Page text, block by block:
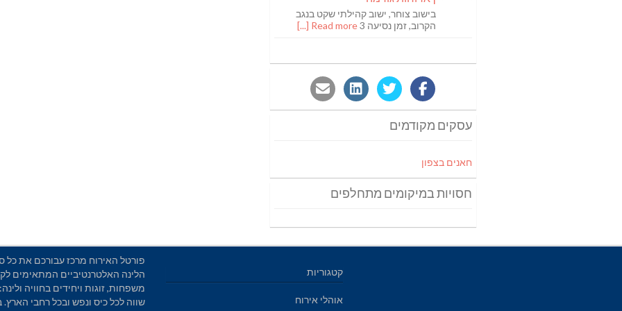
בישוב צוחר, ישוב קהילתי שקט בנגב
הקרוב, זמן נסיעה 3
Read more [...]
עסקים מקודמים
חאנים בצפון
חסויות במיקומים מתחלפים
פורטל האירוח מרכז עבורכם את כל
הלינה האלטרנטיביים המתאימים
משפחות, זוגות ויחידים בחוויה
שווה לכל כיס ונפש ובכל רחבי הארץ.
קטגוריות
אוהלי אירוח